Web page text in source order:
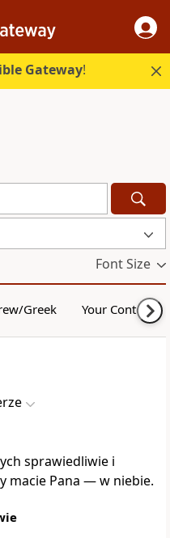
Gateway!
Font Size
Greek Your Content
sprawiedliwie i
macie Pana — w niebie.